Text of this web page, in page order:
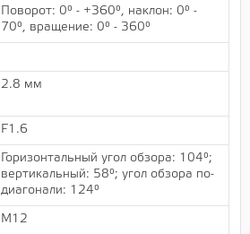
Поворот: 0° - +360°, наклон: 0° -
70°, вращение: 0° - 360°
2.8 мм
F1.6
Горизонтальный угол обзора: 104°;
вертикальный: 58°; угол обзора по-
диагонали: 124°
М12